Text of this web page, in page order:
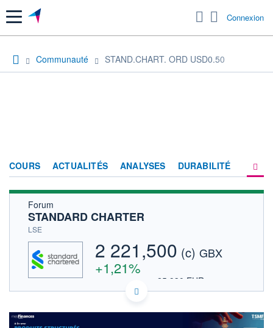
Menu Connexion
Communauté STAND.CHART. ORD USD0.50
COURS ACTUALITÉS ANALYSES DURABILITÉ
PRODUITS DE BOURSE
FORUM
HISTORIQUE
ACTIONNAIRES
Forum
STANDARD CHARTER
LSE
2 221,500 (c) GBX
+1,21%
25,930 EUR
DONNÉES TEMPS DIFFÉRÉ
Politique d'exécution